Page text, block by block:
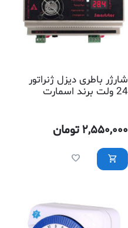
شارژر باطری دیزل ژنراتور
24 ولت برند اسمارت
2,550,000تومان